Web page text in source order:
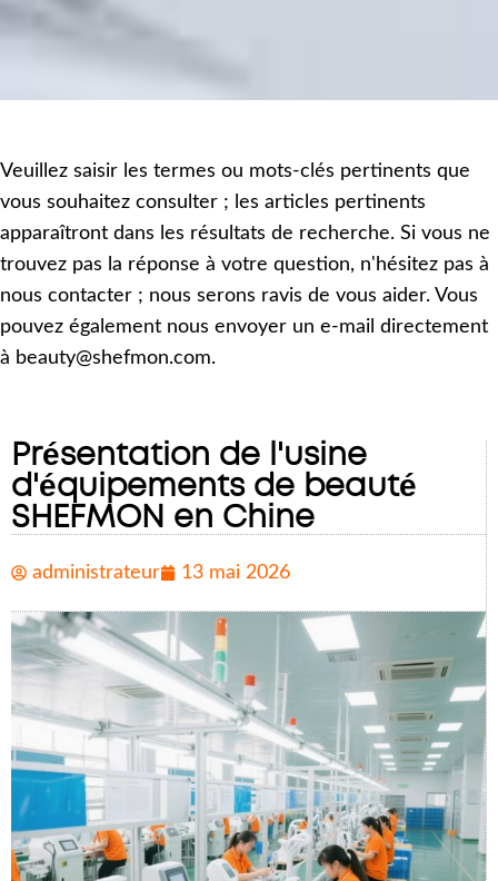
Veuillez saisir les termes ou mots-clés pertinents que
vous souhaitez consulter ; les articles pertinents
apparaîtront dans les résultats de recherche. Si vous ne
trouvez pas la réponse à votre question, n'hésitez pas à
nous contacter ; nous serons ravis de vous aider. Vous
pouvez également nous envoyer un e-mail directement
à beauty@shefmon.com.
Présentation de l'usine
d'équipements de beauté
SHEFMON en Chine
administrateur 13 mai 2026